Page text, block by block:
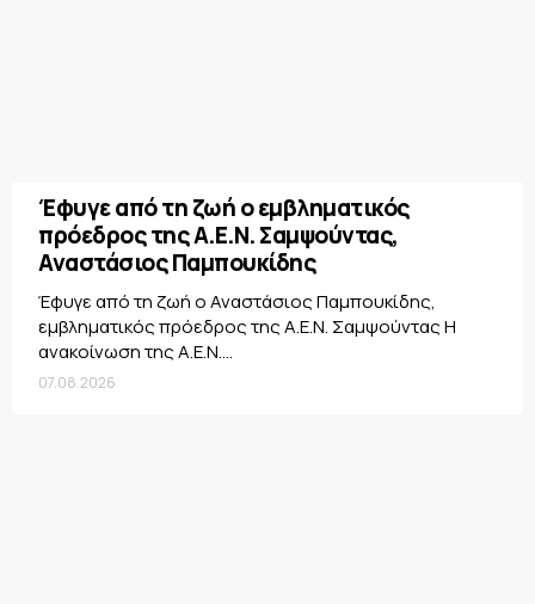
Έφυγε από τη ζωή ο εμβληματικός
πρόεδρος της Α.Ε.Ν. Σαμψούντας,
Αναστάσιος Παμπουκίδης
Έφυγε από τη ζωή ο Αναστάσιος Παμπουκίδης,
εμβληματικός πρόεδρος της Α.Ε.Ν. Σαμψούντας Η
ανακοίνωση της Α.Ε.Ν....
07.08.2026